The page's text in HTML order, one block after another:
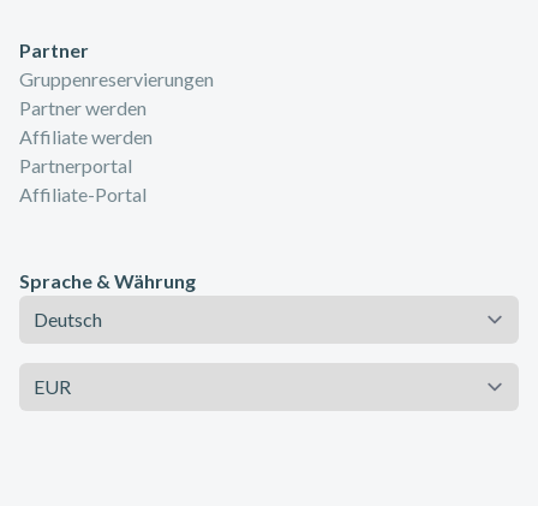
Partner
Gruppenreservierungen
Partner werden
Affiliate werden
Partnerportal
Affiliate-Portal
Sprache & Währung